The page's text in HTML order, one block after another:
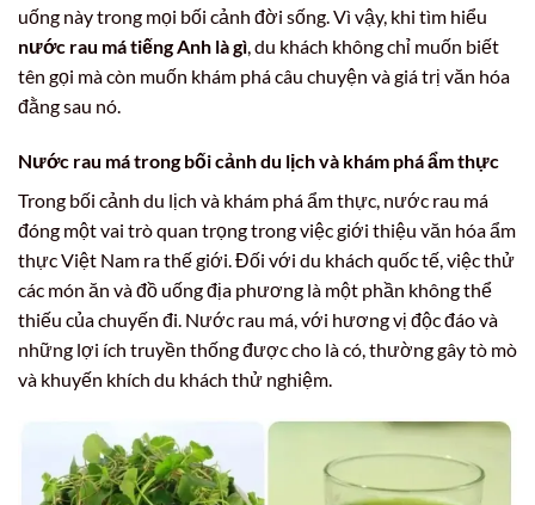
uống này trong mọi bối cảnh đời sống. Vì vậy, khi tìm hiểu
nước rau má tiếng Anh là gì , du khách không chỉ muốn biết
tên gọi mà còn muốn khám phá câu chuyện và giá trị văn hóa
đằng sau nó.
Nước rau má trong bối cảnh du lịch và khám phá ẩm thực
Trong bối cảnh du lịch và khám phá ẩm thực, nước rau má
đóng một vai trò quan trọng trong việc giới thiệu văn hóa ẩm
thực Việt Nam ra thế giới. Đối với du khách quốc tế, việc thử
các món ăn và đồ uống địa phương là một phần không thể
thiếu của chuyến đi. Nước rau má, với hương vị độc đáo và
những lợi ích truyền thống được cho là có, thường gây tò mò
và khuyến khích du khách thử nghiệm.